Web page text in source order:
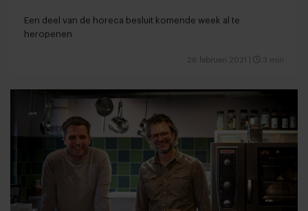
Een deel van de horeca besluit komende week al te
heropenen
26 februari 2021 3 min